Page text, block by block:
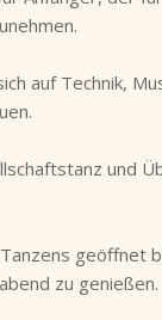
auf Technik,
und
geöffnet
zu genießen.